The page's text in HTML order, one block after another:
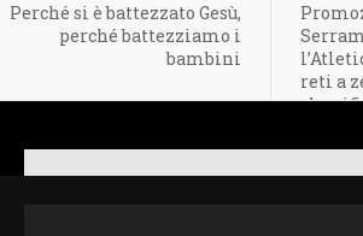
Perché si è battezzato Gesù,
perché battezziamo i
bambini
reti a